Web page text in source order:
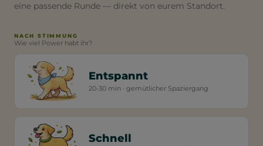
eine passende Runde — direkt von eurem Standort.
NACH STIMMUNG
Wie viel Power habt ihr?
Entspannt
20-30 min · gemütlicher Spaziergang
Schnell